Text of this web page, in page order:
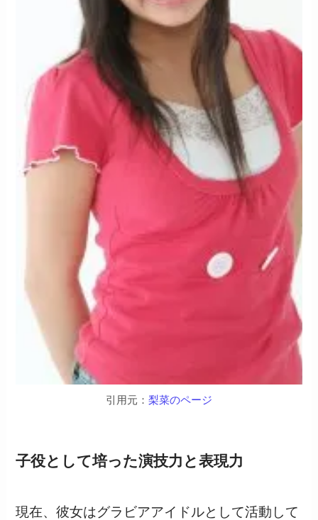
引用元： 梨菜のページ
子役として培った演技力と表現力
現在、彼女はグラビアアイドルとして活動して